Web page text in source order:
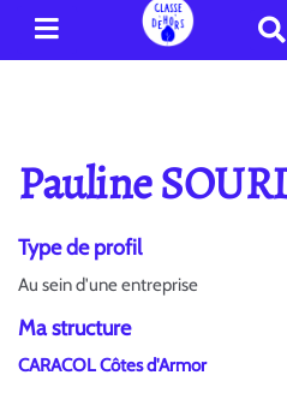
Pauline
Type de profil
Au sein d'une entreprise
Ma structure
CARACOL Côtes d'Armor